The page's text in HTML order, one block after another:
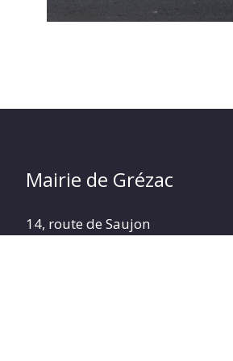
Mairie de Grézac
14, route de Saujon